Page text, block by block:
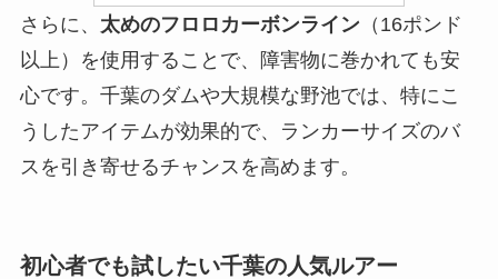
さらに、 太めのフロロカーボンライン（16ポンド
以上）を使用することで、障害物に巻かれても安
心です。千葉のダムや大規模な野池では、特にこ
うしたアイテムが効果的で、ランカーサイズのバ
スを引き寄せるチャンスを高めます。
初心者でも試したい千葉の人気ルアー